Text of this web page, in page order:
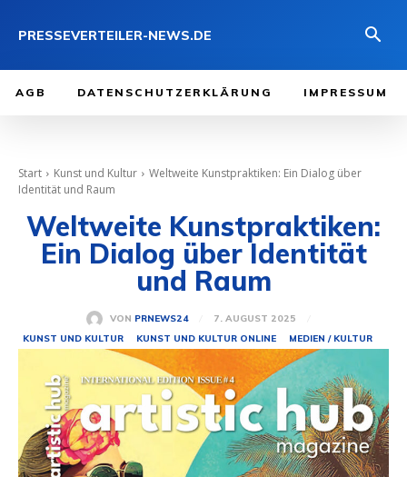
PRESSEVERTEILER-NEWS.DE
AGB DATENSCHUTZERKLÄRUNG IMPRESSUM
Start Kunst und Kultur
Weltweite Kunstpraktiken: Ein Dialog über
Identität und Raum
Weltweite Kunstpraktiken:
Ein Dialog über Identität
und Raum
VON PRNEWS24
7. AUGUST 2025
KUNST UND KULTUR
KUNST UND KULTUR ONLINE MEDIEN / KULTUR